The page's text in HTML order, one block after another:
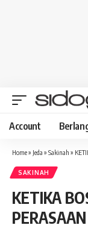
Account
Home» Jeda » Sakinah »
SAKINAH
KETIKA
PERASAAN